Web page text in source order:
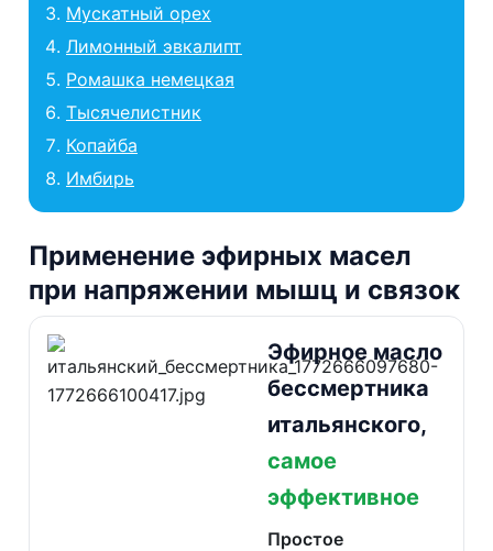
Мускатный орех
Лимонный эвкалипт
Ромашка немецкая
Тысячелистник
Копайба
Имбирь
Применение эфирных масел
при напряжении мышц и связок
Эфирное масло
бессмертника
итальянского,
самое
эффективное
Простое